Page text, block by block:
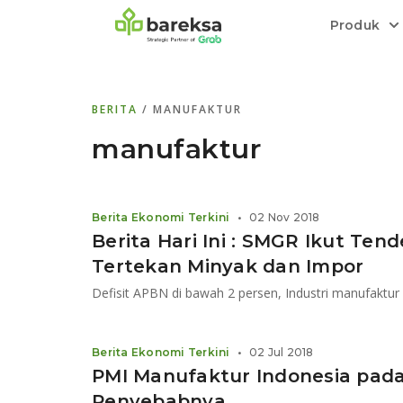
Produk
Transaksi cepat,
Bebas pilih partner penyimpanan, harga
relatif stabil.
Menyediakan layanan manajemen
Informasi terkini dan tepercaya terkait
Kenali rekam jejak dan
BERITA / MANUFAKTUR
manufaktur
Berita Hari Ini : SMGR Ikut
Tertekan Minyak dan Impor
Berita Ekonomi Terkini • 02 Nov 2018
PMI Manufaktur Indonesia
Berita Ekonomi Terkini • 02 Jul 2018